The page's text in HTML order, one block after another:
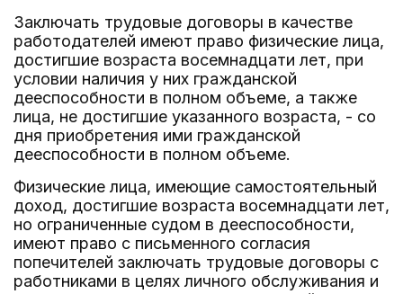
Заключать трудовые договоры в качестве
работодателей имеют право физические лица,
достигшие возраста восемнадцати лет, при
условии наличия у них гражданской
дееспособности в полном объеме, а также
лица, не достигшие указанного возраста, - со
дня приобретения ими гражданской
дееспособности в полном объеме.
Физические лица, имеющие самостоятельный
доход, достигшие возраста восемнадцати лет,
но ограниченные судом в дееспособности,
имеют право с письменного согласия
попечителей заключать трудовые договоры с
работниками в целях личного обслуживания и